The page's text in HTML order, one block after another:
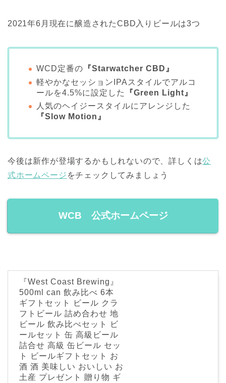
2021年6月現在に醸造されたCBD入りビールは3つ
WCD定番の 『Starwatcher CBD』
軽やかなセッションIPAスタイルでアルコ
ールを4.5%に設定した
『Green Light』
人気のヘイジースタイルにアレンジした
『Slow Motion』
今後は新作が登場するかもしれないので、詳しくは公
式ホームページ をチェックしてみましょう
WCB 公式ホームページ
『West Coast Brewing』
500ml can 飲み比べ 6本
ギフトセット ビール クラ
フトビール 詰め合わせ 地
ビール 飲み比べセット ビ
ールセット 缶 高級ビール
詰合せ 高級 缶ビール セッ
ト ビールギフトセット お
酒 酒 美味しい おいしい お
土産 プレゼント 贈り物 ギ